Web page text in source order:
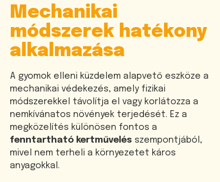
Mechanikai
módszerek hatékony
alkalmazása
A gyomok elleni küzdelem alapvető eszköze a
mechanikai védekezés, amely fizikai
módszerekkel távolítja el vagy korlátozza a
nemkívánatos növények terjedését. Ez a
megközelítés különösen fontos a
fenntartható kertművelés szempontjából,
mivel nem terheli a környezetet káros
anyagokkal.